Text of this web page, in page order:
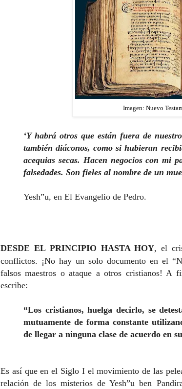
Imagen: Nuevo
‘Y habrá otros que están fuera de
también diáconos, como si hubieran
acequias secas. Hacen negocios con mi
falsedades. Son fieles al nombre de un
Yesh”u, en El Evangelio de Pedro.
DESDE EL PRINCIPIO HASTA HOY, el
conflictos. ¡No hay un solo documento en el
falsos maestros o ataque a otros cristianos! A
escribe:
“Los cristianos, huelga decirlo, se
mutuamente de forma constante
de llegar a ninguna clase de acuerdo en
Es así que en el Siglo I el movimiento de las
relación de los misterios de Yesh”u ben